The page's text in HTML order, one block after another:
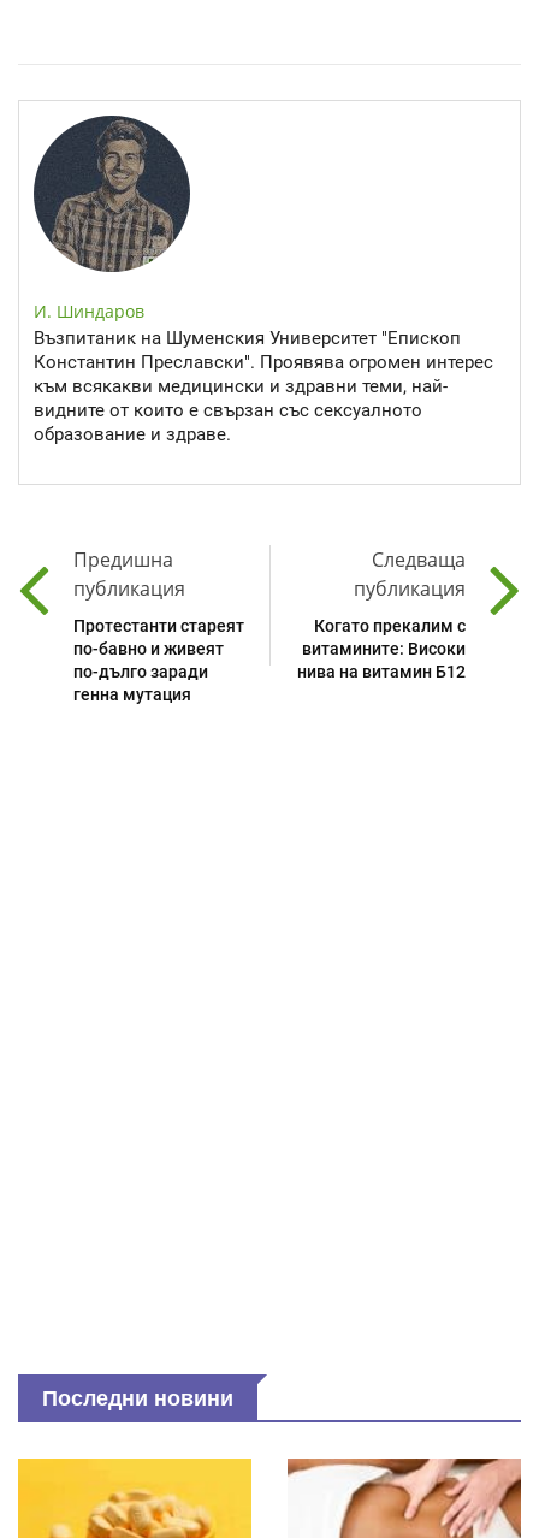
И. Шиндаров
Възпитаник на Шуменския Университет "Епископ
Константин Преславски". Проявява огромен интерес
към всякакви медицински и здравни теми, най-
видните от които е свързан със сексуалното
образование и здраве.
Предишна
публикация
Протестанти стареят
по-бавно и живеят
по-дълго заради
генна мутация
Следваща
публикация
Когато прекалим с
витамините: Високи
нива на витамин Б12
Последни новини